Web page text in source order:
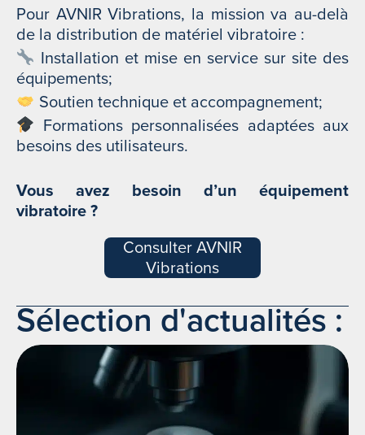
Pour AVNIR Vibrations, la mission va au-delà
de la distribution de matériel vibratoire :
Installation et mise en service sur site des
équipements;
Soutien technique et accompagnement;
Formations personnalisées adaptées aux
besoins des utilisateurs.
Vous avez besoin d’un équipement
vibratoire ?
Consulter AVNIR
Vibrations
Sélection d'actualités :